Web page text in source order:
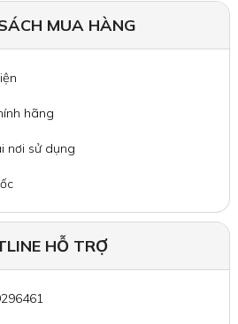
MUA HÀNG
hãng
nơi sử dụng
HỖ TRỢ